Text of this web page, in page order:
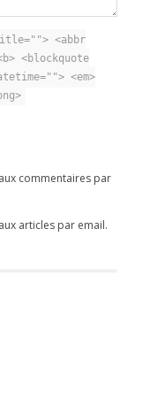
<abbr
<blockquote
<em>
commentaires par
articles par email.